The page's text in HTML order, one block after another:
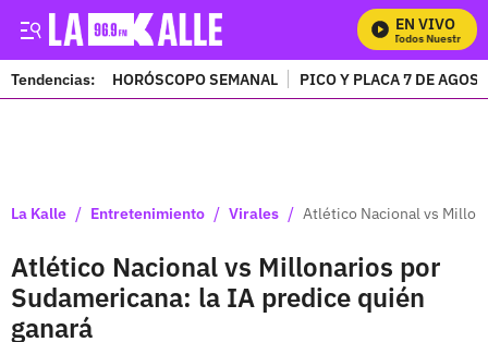
EN VIVO
Mira Todos Nuestros
Tendencias: HORÓSCOPO SEMANAL PICO Y PLACA 7 DE
La Kalle / Entretenimiento / Virales / Atlético Nacional vs
Atlético Nacional vs Millonarios por
Sudamericana: la IA predice quién
ganará